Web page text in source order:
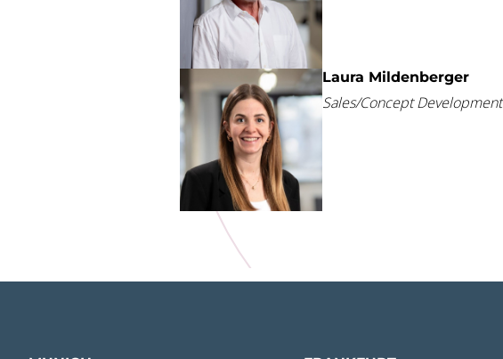
Laura Mildenberger
Sales/Concept Development